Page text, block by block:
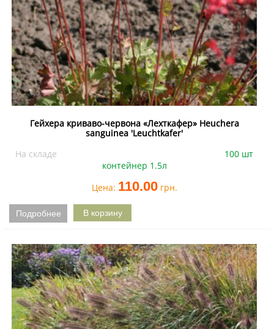
Гейхера криваво-червона «Лехткафер» Heuchera
sanguinea 'Leuchtkafer'
На складе
100 шт
контейнер 1.5л
Цена: 110.00грн.
Подробнее